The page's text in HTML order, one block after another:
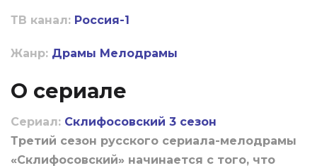
ТВ канал: Россия-1
Жанр: Драмы Мелодрамы
О сериале
Сериал: Склифосовский 3 сезон
Третий сезон русского сериала-мелодрамы
«Склифосовский» начинается с того, что